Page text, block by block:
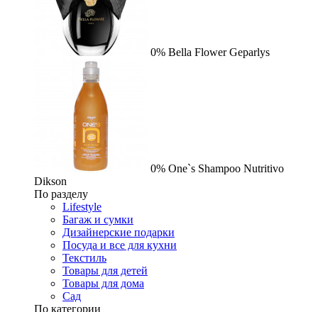
0% Bella Flower Geparlys
0% One`s Shampoo Nutritivo
Dikson
По разделу
Lifestyle
Багаж и сумки
Дизайнерские подарки
Посуда и все для кухни
Текстиль
Товары для детей
Товары для дома
Сад
По категории